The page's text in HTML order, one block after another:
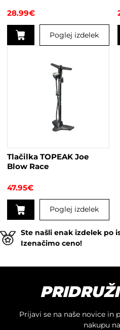
28.99€
Poglej izdelek
Tlačilka TOPEAK Joe
Blow Race
47.95€
Poglej izdelek
izdelek
ima
različic.
Ste našli enak izdelek po
Izenačimo ceno!
Prijavi se na naše novice in
nakupu